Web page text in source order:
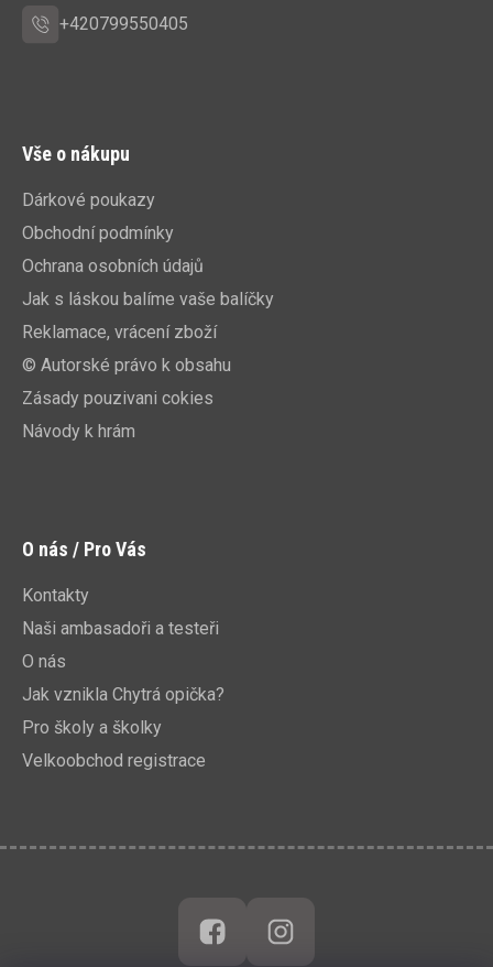
+420799550405
Vše o nákupu
Dárkové poukazy
Obchodní podmínky
Ochrana osobních údajů
Jak s láskou balíme vaše balíčky
Reklamace, vrácení zboží
© Autorské právo k obsahu
Zásady pouzivani cokies
Návody k hrám
O nás / Pro Vás
Kontakty
Naši ambasadoři a testeři
O nás
Jak vznikla Chytrá opička?
Pro školy a školky
Velkoobchod registrace